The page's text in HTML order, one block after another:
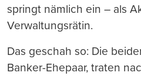
springt nämlich ein – als
Verwaltungsrätin.
Das geschah so: Die
Banker-Ehepaar, traten